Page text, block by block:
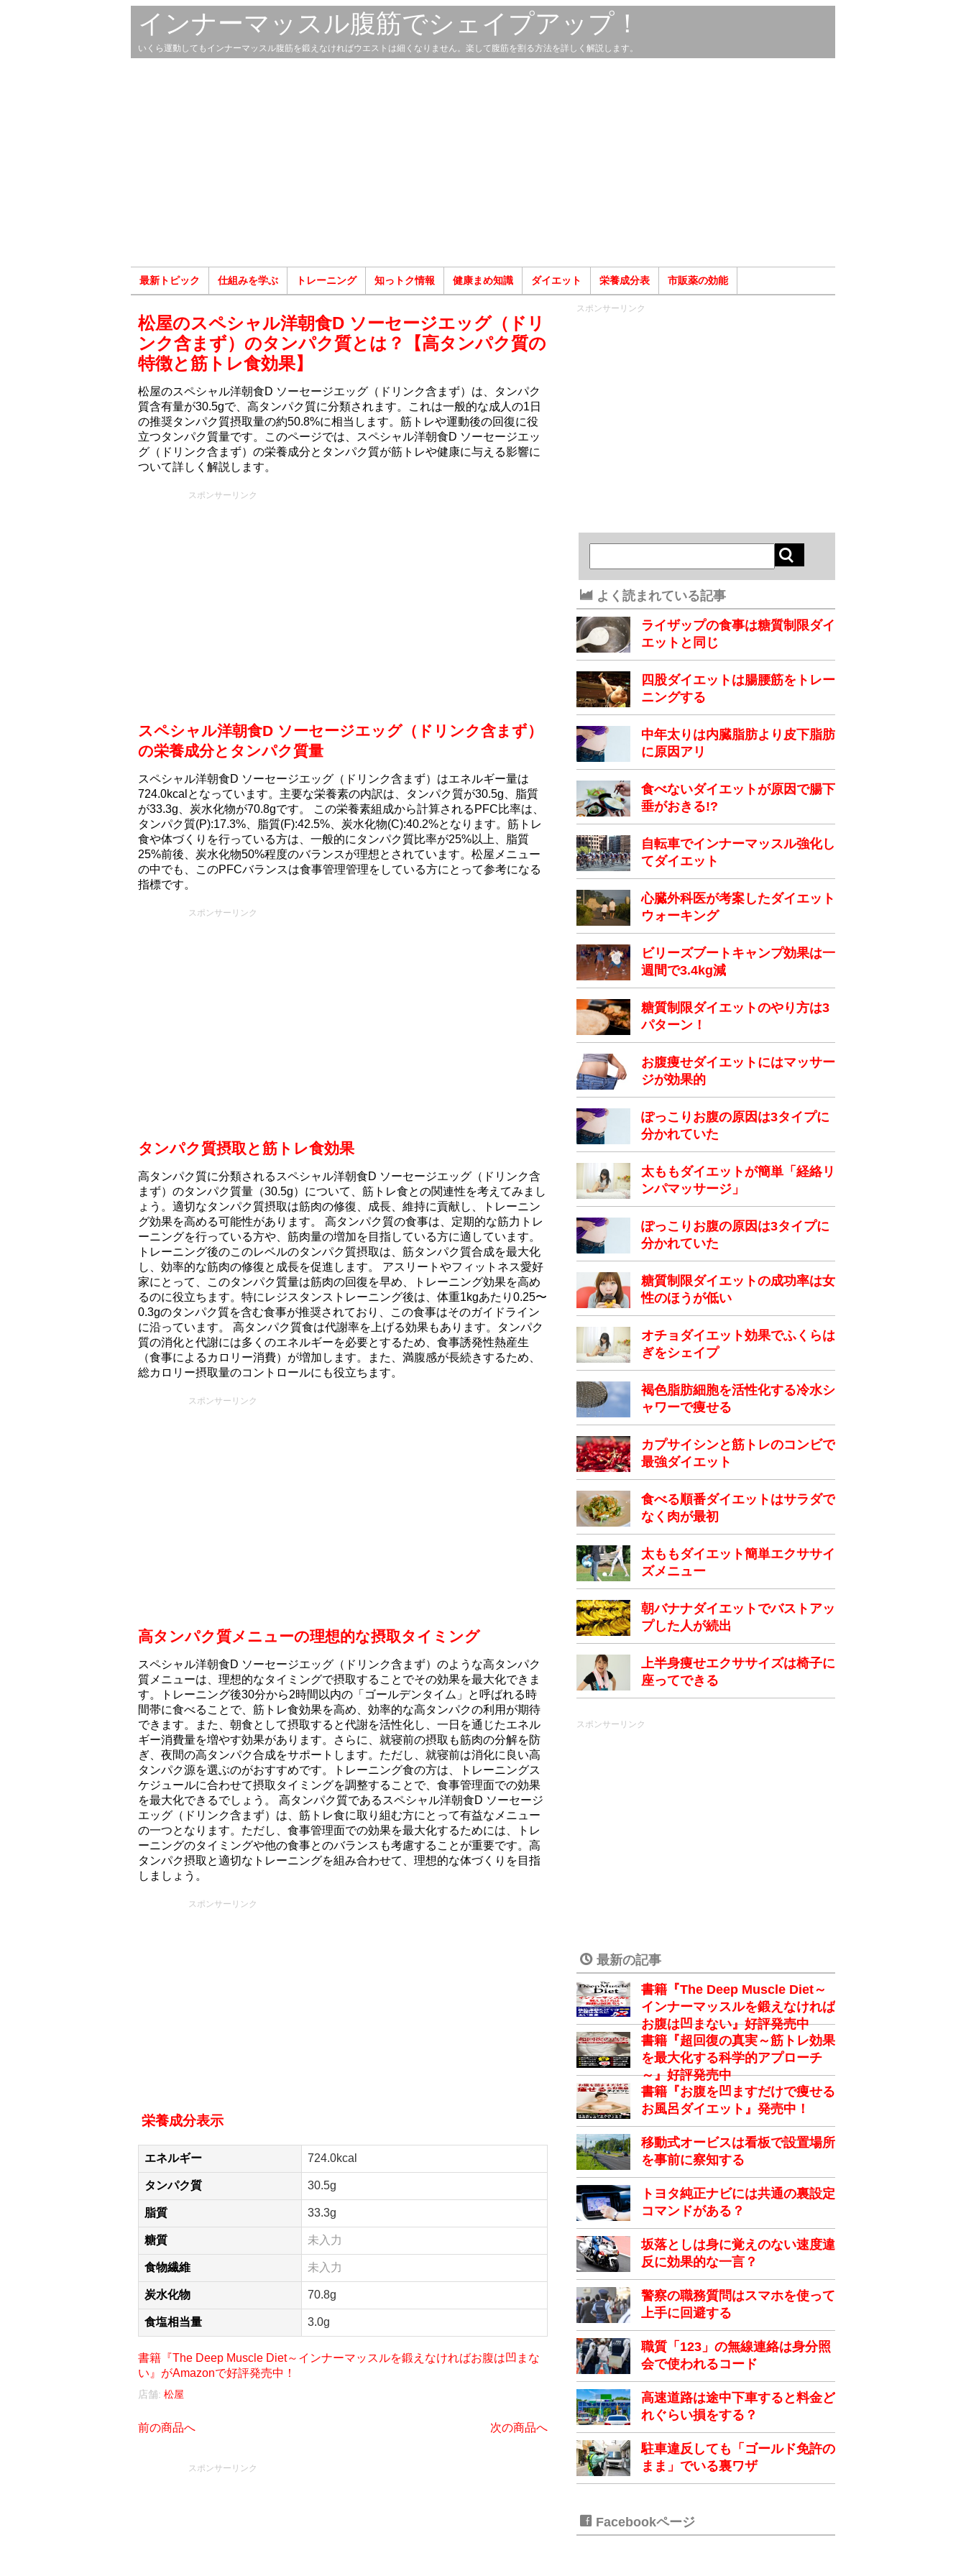
インナーマッスル腹筋でシェイプアップ！
いくら運動してもインナーマッスル腹筋を鍛えなければウエストは細くなりません。楽して腹筋を割る方法を詳しく解説します。
最新トピック 仕組みを学ぶ トレーニング 知っトク情報 健康まめ知識 ダイエット 栄養成分表 市販薬の効能
松屋のスペシャル洋朝食D ソーセージエッグ（ドリ
ンク含まず）のタンパク質とは？【高タンパク質の
特徴と筋トレ食効果】
松屋のスペシャル洋朝食D ソーセージエッグ（ドリンク含まず）は、タンパク
質含有量が30.5gで、高タンパク質に分類されます。これは一般的な成人の1日
の推奨タンパク質摂取量の約50.8%に相当します。筋トレや運動後の回復に役
立つタンパク質量です。このページでは、スペシャル洋朝食D ソーセージエッ
グ（ドリンク含まず）の栄養成分とタンパク質が筋トレや健康に与える影響に
ついて詳しく解説します。
スポンサーリンク
スペシャル洋朝食D ソーセージエッグ（ドリンク含まず）
の栄養成分とタンパク質量
スペシャル洋朝食D ソーセージエッグ（ドリンク含まず）はエネルギー量は
724.0kcalとなっています。主要な栄養素の内訳は、タンパク質が30.5g、脂質
が33.3g、炭水化物が70.8gです。 この栄養素組成から計算されるPFC比率は、
タンパク質(P):17.3%、脂質(F):42.5%、炭水化物(C):40.2%となります。筋トレ
食や体づくりを行っている方は、一般的にタンパク質比率が25%以上、脂質
25%前後、炭水化物50%程度のバランスが理想とされています。松屋メニュー
の中でも、このPFCバランスは食事管理管理をしている方にとって参考になる
指標です。
スポンサーリンク
タンパク質摂取と筋トレ食効果
高タンパク質に分類されるスペシャル洋朝食D ソーセージエッグ（ドリンク含
まず）のタンパク質量（30.5g）について、筋トレ食との関連性を考えてみまし
ょう。適切なタンパク質摂取は筋肉の修復、成長、維持に貢献し、トレーニン
グ効果を高める可能性があります。 高タンパク質の食事は、定期的な筋力トレ
ーニングを行っている方や、筋肉量の増加を目指している方に適しています。
トレーニング後のこのレベルのタンパク質摂取は、筋タンパク質合成を最大化
し、効率的な筋肉の修復と成長を促進します。 アスリートやフィットネス愛好
家にとって、このタンパク質量は筋肉の回復を早め、トレーニング効果を高め
るのに役立ちます。特にレジスタンストレーニング後は、体重1kgあたり0.25〜
0.3gのタンパク質を含む食事が推奨されており、この食事はそのガイドライン
に沿っています。 高タンパク質食は代謝率を上げる効果もあります。タンパク
質の消化と代謝には多くのエネルギーを必要とするため、食事誘発性熱産生
（食事によるカロリー消費）が増加します。また、満腹感が長続きするため、
総カロリー摂取量のコントロールにも役立ちます。
スポンサーリンク
高タンパク質メニューの理想的な摂取タイミング
スペシャル洋朝食D ソーセージエッグ（ドリンク含まず）のような高タンパク
質メニューは、理想的なタイミングで摂取することでその効果を最大化できま
す。トレーニング後30分から2時間以内の「ゴールデンタイム」と呼ばれる時
間帯に食べることで、筋トレ食効果を高め、効率的な高タンパクの利用が期待
できます。また、朝食として摂取すると代謝を活性化し、一日を通じたエネル
ギー消費量を増やす効果があります。さらに、就寝前の摂取も筋肉の分解を防
ぎ、夜間の高タンパク合成をサポートします。ただし、就寝前は消化に良い高
タンパク源を選ぶのがおすすめです。トレーニング食の方は、トレーニングス
ケジュールに合わせて摂取タイミングを調整することで、食事管理面での効果
を最大化できるでしょう。 高タンパク質であるスペシャル洋朝食D ソーセージ
エッグ（ドリンク含まず）は、筋トレ食に取り組む方にとって有益なメニュー
の一つとなります。ただし、食事管理面での効果を最大化するためには、トレ
ーニングのタイミングや他の食事とのバランスも考慮することが重要です。高
タンパク摂取と適切なトレーニングを組み合わせて、理想的な体づくりを目指
しましょう。
スポンサーリンク
栄養成分表示
エネルギー 724.0kcal
タンパク質 30.5g
脂質 33.3g
糖質 未入力
食物繊維 未入力
炭水化物 70.8g
食塩相当量 3.0g
書籍『The Deep Muscle Diet～インナーマッスルを鍛えなければお腹は凹まな
い』がAmazonで好評発売中！
店舗: 松屋
前の商品へ 次の商品へ
スポンサーリンク
スポンサーリンク
よく読まれている記事
ライザップの食事は糖質制限ダイ
エットと同じ
四股ダイエットは腸腰筋をトレー
ニングする
中年太りは内臓脂肪より皮下脂肪
に原因アリ
食べないダイエットが原因で腸下
垂がおきる!?
自転車でインナーマッスル強化し
てダイエット
心臓外科医が考案したダイエット
ウォーキング
ビリーズブートキャンプ効果は一
週間で3.4kg減
糖質制限ダイエットのやり方は3
パターン！
お腹痩せダイエットにはマッサー
ジが効果的
ぽっこりお腹の原因は3タイプに
分かれていた
太ももダイエットが簡単「経絡リ
ンパマッサージ」
ぽっこりお腹の原因は3タイプに
分かれていた
糖質制限ダイエットの成功率は女
性のほうが低い
オチョダイエット効果でふくらは
ぎをシェイプ
褐色脂肪細胞を活性化する冷水シ
ャワーで痩せる
カプサイシンと筋トレのコンビで
最強ダイエット
食べる順番ダイエットはサラダで
なく肉が最初
太ももダイエット簡単エクササイ
ズメニュー
朝バナナダイエットでバストアッ
プした人が続出
上半身痩せエクササイズは椅子に
座ってできる
スポンサーリンク
最新の記事
書籍『The Deep Muscle Diet～
インナーマッスルを鍛えなければ
お腹は凹まない』好評発売中
書籍『超回復の真実～筋トレ効果
を最大化する科学的アプローチ
～』好評発売中
書籍『お腹を凹ますだけで痩せる
お風呂ダイエット』発売中！
移動式オービスは看板で設置場所
を事前に察知する
トヨタ純正ナビには共通の裏設定
コマンドがある？
坂落としは身に覚えのない速度違
反に効果的な一言？
警察の職務質問はスマホを使って
上手に回避する
職質「123」の無線連絡は身分照
会で使われるコード
高速道路は途中下車すると料金ど
れぐらい損をする？
駐車違反しても「ゴールド免許の
まま」でいる裏ワザ
Facebookページ